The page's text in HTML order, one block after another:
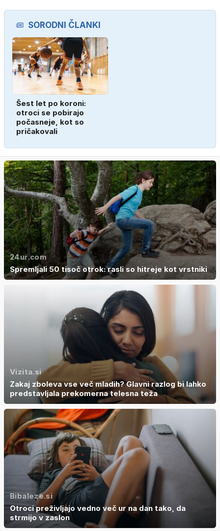
SORODNI ČLANKI
Šest let po koroni:
otroci se pobirajo
počasneje, kot so
pričakovali
24ur.com
Spremljali 50 tisoč otrok: rasli so hitreje kot vrstniki
Vizita.si
Zakaj zboleva vse več mladih? Glavni razlog bi lahko
predstavljala prekomerna telesna teža
Bibaleze.si
Otroci preživljajo vedno več ur na dan tako, da
strmijo v zaslon